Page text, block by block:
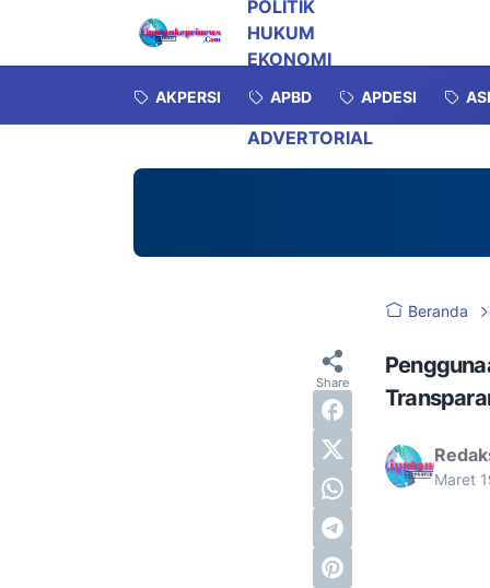
POLITIK
HUKUM
EKONOMI
INVESTIGASI
OPINI
ADVERTORIAL
AKPERSI APBD APDESI
Beranda
Maret